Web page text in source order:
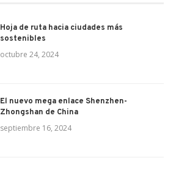
Hoja de ruta hacia ciudades más
sostenibles
octubre 24, 2024
El nuevo mega enlace Shenzhen-
Zhongshan de China
septiembre 16, 2024